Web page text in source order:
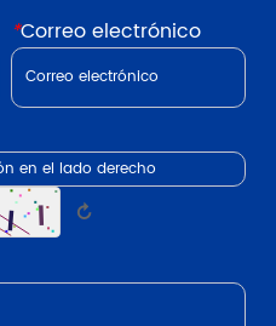
*Correo electrónico
↻